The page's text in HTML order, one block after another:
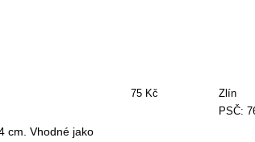
cm. Vhodné jako
75 Kč
Zlín
PSČ: